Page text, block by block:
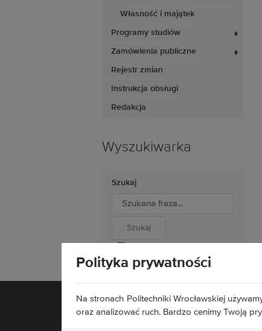
Własność i majątek
Programy studiów
Zamówienia publiczne
Rejestr zmian
Instrukcja obsługi
Redakcja
Wyszukiwarka
Szukaj
Polityka prywatności
Na stronach Politechniki Wrocławskiej
oraz analizować ruch. Bardzo cenimy Twoją